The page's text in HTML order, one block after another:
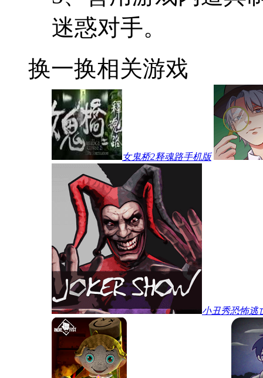
迷惑对手。
换一换相关游戏
女鬼桥2释魂路手机版
小丑秀恐怖逃